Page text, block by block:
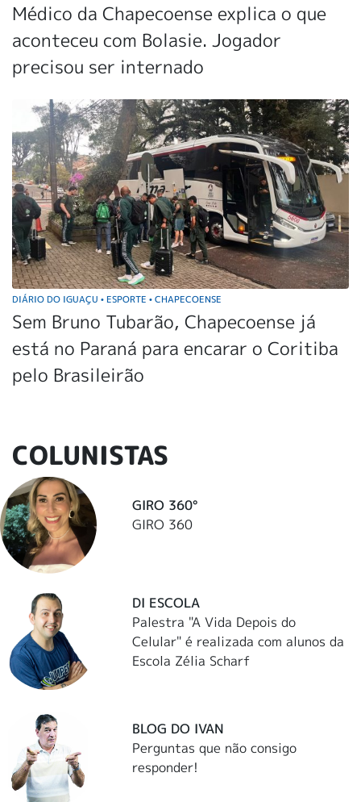
Médico da Chapecoense explica o que
aconteceu com Bolasie. Jogador
precisou ser internado
DIÁRIO DO IGUAÇU • ESPORTE • CHAPECOENSE
Sem Bruno Tubarão, Chapecoense já
está no Paraná para encarar o Coritiba
pelo Brasileirão
COLUNISTAS
GIRO 360°
GIRO 360
DI ESCOLA
Palestra "A Vida Depois do
Celular" é realizada com alunos da
Escola Zélia Scharf
BLOG DO IVAN
Perguntas que não consigo
responder!